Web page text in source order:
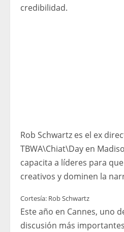
credibilidad.
Rob Schwartz es el ex
TBWA\Chiat\Day en
capacita a líderes para
creativos y dominen la
Cortesía: Rob Schwartz
Este año en Cannes, uno
discusión más